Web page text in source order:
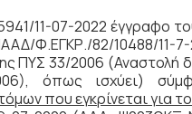
11-07-2022 έγγραφο
Φ.ΕΓΚΡ./82/10488/11-
ΠΥΣ 33/2006 (Αναστολή
όπως ισχύει)
που εγκρίνεται για το